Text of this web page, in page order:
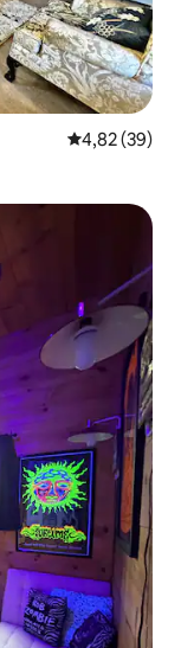
4,82 ud af 5 i
4,82 (39)